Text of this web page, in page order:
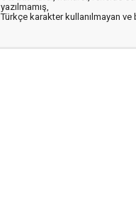
yazılmamış,
Türkçe karakter kullanılmayan